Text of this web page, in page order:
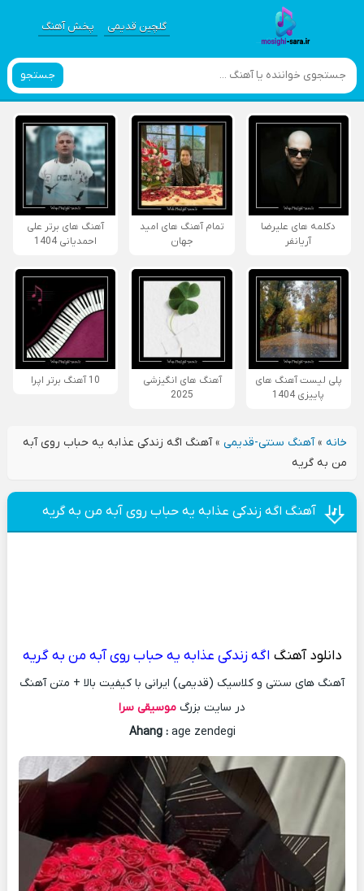
گلچین قدیمی پخش آهنگ
جستجو
دکلمه های علیرضا
آریانفر
تمام آهنگ های امید
جهان
آهنگ های برتر علی
احمدیانی 1404
پلی لیست آهنگ های
پاییزی 1404
آهنگ های انگیزشی
2025
10 آهنگ برتر اپرا
خانه»آهنگ سنتی-قدیمی»آهنگ اگه زندکی عذابه یه حباب روی آبه
من به گریه
آهنگ اگه زندکی عذابه یه حباب روی آبه من به گریه
دانلود آهنگ اگه زندکی عذابه یه حباب روی آبه من به گریه
آهنگ های سنتی و کلاسیک (قدیمی) ایرانی با کیفیت بالا + متن آهنگ
در سایت بزرگ موسیقی سرا
Ahang :age zendegi